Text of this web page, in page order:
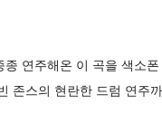
연주해온 이 곡을 색소
존스의 현란한 드럼 연주